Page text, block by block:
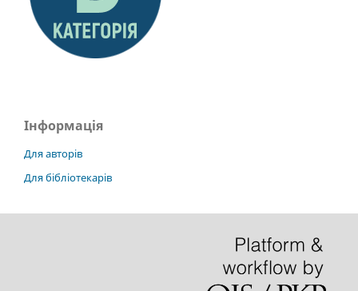
Інформація
Для авторів
Для бібліотекарів